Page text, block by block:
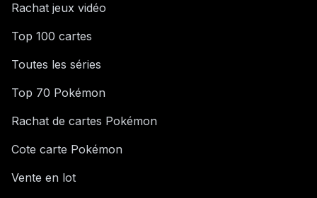
Rachat jeux vidéo
Top 100 cartes
Toutes les séries
Top 70 Pokémon
Rachat de cartes Pokémon
Cote carte Pokémon
Vente en lot